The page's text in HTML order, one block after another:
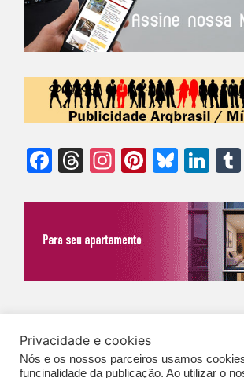
Facebook
Threads
Instagram
Expediente|Contato|Newsletter
GERAIS DE PUBLICAÇÃO (CGP)
Privacidade e cookies
Nós e os nossos parceiros usamos
funcinalidade da publicação. Ao utilizar o